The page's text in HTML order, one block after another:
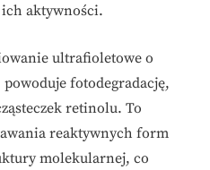
aktywności.
ultrafioletowe o
fotodegradację,
retinolu. To
reaktywnych form
molekularnej, co